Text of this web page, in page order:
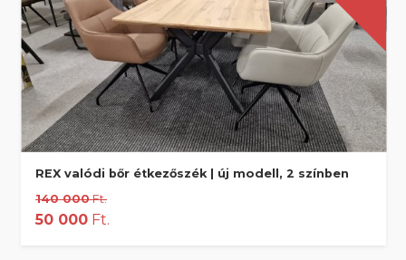
REX valódi bőr étkezőszék | új modell, 2 színben
140 000Ft.
50 000 Ft.